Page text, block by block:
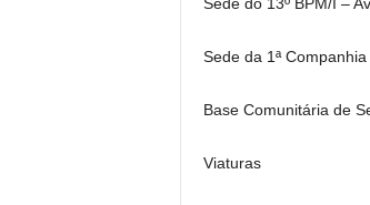
Sede da 1ª
Base Comunitária de
Viaturas